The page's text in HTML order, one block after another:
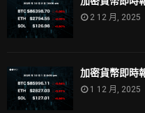
2 12 月, 2025
加密貨幣即時
1 12 月, 2025